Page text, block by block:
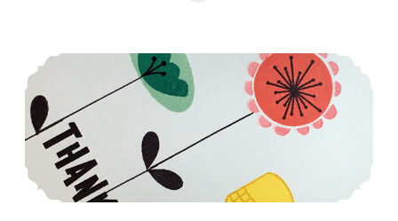
–
National
Look
Alike
Day
Uniko 12th Birthday February 2024 Release – Introduction Day 3